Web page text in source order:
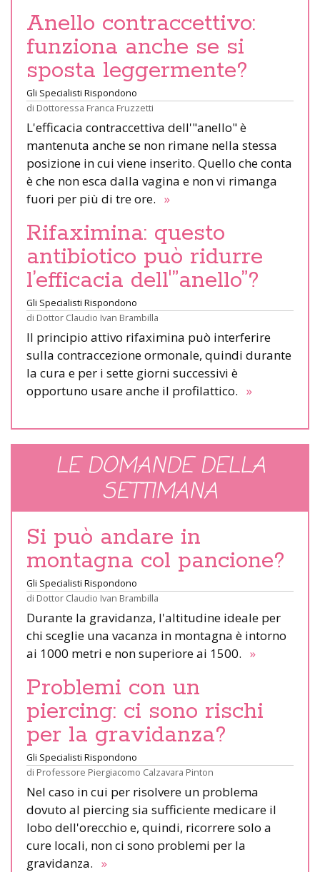
Anello contraccettivo:
funziona anche se si
sposta leggermente?
Gli Specialisti Rispondono
di Dottoressa Franca Fruzzetti
L'efficacia contraccettiva dell'"anello" è
mantenuta anche se non rimane nella stessa
posizione in cui viene inserito. Quello che conta
è che non esca dalla vagina e non vi rimanga
fuori per più di tre ore. »
Rifaximina: questo
antibiotico può ridurre
l’efficacia dell'”anello”?
Gli Specialisti Rispondono
di Dottor Claudio Ivan Brambilla
Il principio attivo rifaximina può interferire
sulla contraccezione ormonale, quindi durante
la cura e per i sette giorni successivi è
opportuno usare anche il profilattico. »
LE DOMANDE DELLA
SETTIMANA
Si può andare in
montagna col pancione?
Gli Specialisti Rispondono
di Dottor Claudio Ivan Brambilla
Durante la gravidanza, l'altitudine ideale per
chi sceglie una vacanza in montagna è intorno
ai 1000 metri e non superiore ai 1500. »
Problemi con un
piercing: ci sono rischi
per la gravidanza?
Gli Specialisti Rispondono
di Professore Piergiacomo Calzavara Pinton
Nel caso in cui per risolvere un problema
dovuto al piercing sia sufficiente medicare il
lobo dell'orecchio e, quindi, ricorrere solo a
cure locali, non ci sono problemi per la
gravidanza. »